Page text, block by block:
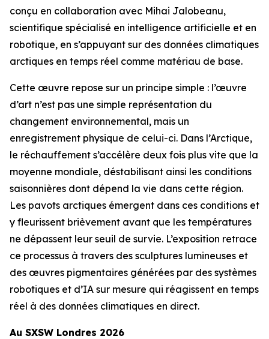
conçu en collaboration avec Mihai Jalobeanu,
scientifique spécialisé en intelligence artificielle et en
robotique, en s’appuyant sur des données climatiques
arctiques en temps réel comme matériau de base.
Cette œuvre repose sur un principe simple : l’œuvre
d’art n’est pas une simple représentation du
changement environnemental, mais un
enregistrement physique de celui-ci. Dans l’Arctique,
le réchauffement s’accélère deux fois plus vite que la
moyenne mondiale, déstabilisant ainsi les conditions
saisonnières dont dépend la vie dans cette région.
Les pavots arctiques émergent dans ces conditions et
y fleurissent brièvement avant que les températures
ne dépassent leur seuil de survie. L’exposition retrace
ce processus à travers des sculptures lumineuses et
des œuvres pigmentaires générées par des systèmes
robotiques et d’IA sur mesure qui réagissent en temps
réel à des données climatiques en direct.
Au SXSW Londres 2026